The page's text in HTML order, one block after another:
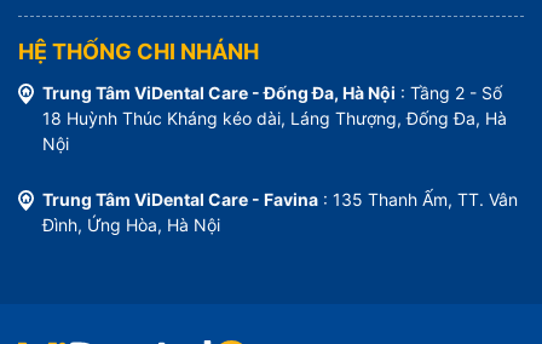
HỆ THỐNG CHI NHÁNH
Trung Tâm ViDental Care - Đống Đa, Hà Nội : Tầng 2 - Số
18 Huỳnh Thúc Kháng kéo dài, Láng Thượng, Đống Đa, Hà
Nội
Trung Tâm ViDental Care - Favina : 135 Thanh Ấm, TT. Vân
Đình, Ứng Hòa, Hà Nội